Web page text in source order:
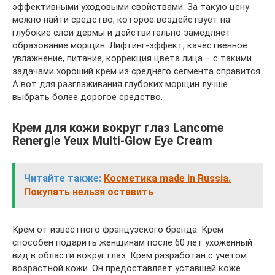
эффективными уходовыми свойствами. За такую цену
можно найти средство, которое воздействует на
глубокие слои дермы и действительно замедляет
образование морщин. Лифтинг-эффект, качественное
увлажнение, питание, коррекция цвета лица – с такими
задачами хороший крем из среднего сегмента справится.
А вот для разглаживания глубоких морщин лучше
выбрать более дорогое средство.
Крем для кожи вокруг глаз Lancome
Renergie Yeux Multi-Glow Eye Cream
Читайте также: Косметика made in Russia.
Покупать нельзя оставить
Крем от известного французского бренда. Крем
способен подарить женщинам после 60 лет ухоженный
вид в области вокруг глаз. Крем разработан с учетом
возрастной кожи. Он предоставляет уставшей коже